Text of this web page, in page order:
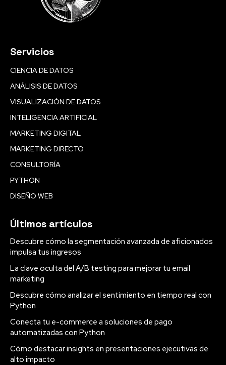
Servicios
CIENCIA DE DATOS
ANÁLISIS DE DATOS
VISUALIZACIÓN DE DATOS
INTELIGENCIA ARTIFICIAL
MARKETING DIGITAL
MARKETING DIRECTO
CONSULTORÍA
PYTHON
DISEÑO WEB
Últimos artículos
Descubre cómo la segmentación avanzada de aficionados
impulsa tus ingresos
La clave oculta del A/B testing para mejorar tu email
marketing
Descubre cómo analizar el sentimiento en tiempo real con
Python
Conecta tu e-commerce a soluciones de pago
automatizadas con Python
Cómo destacar insights en presentaciones ejecutivas de
alto impacto